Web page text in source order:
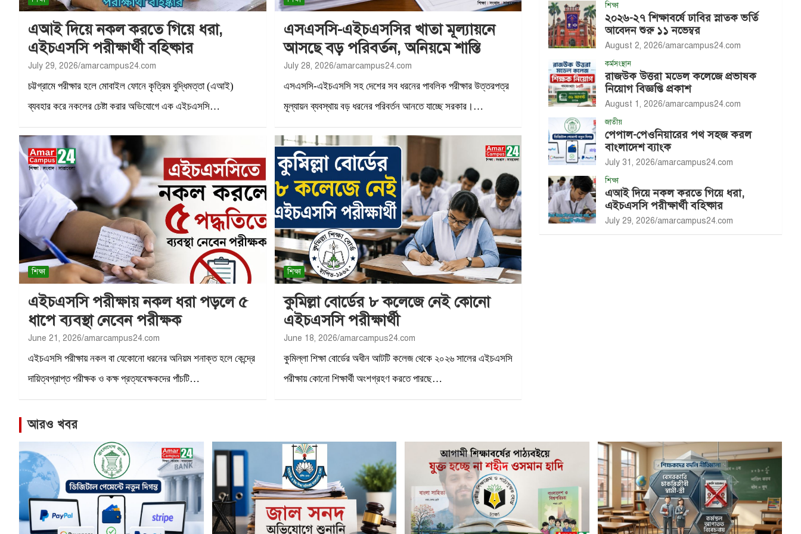
এআই দিয়ে নকল করতে গিয়ে ধরা,
এইচএসসি পরীক্ষার্থী বহিষ্কার
July 29, 2026 amarcampus24.com
চট্টগ্রামে পরীক্ষার হলে মোবাইল ফোনে কৃত্রিম বুদ্ধিমত্তা (এআই)
ব্যবহার করে নকলের চেষ্টা করার অভিযোগে এক এইচএসসি…
এসএসসি-এইচএসসির খাতা মূল্যায়নে
আসছে বড় পরিবর্তন, অনিয়মে শাস্তি
July 28, 2026 amarcampus24.com
এসএসসি-এইচএসসি সহ দেশের সব ধরনের পাবলিক পরীক্ষার উত্তরপত্র
মূল্যায়ন ব্যবস্থায় বড় ধরনের পরিবর্তন আনতে যাচ্ছে সরকার।…
শিক্ষা
এইচএসসি পরীক্ষায় নকল ধরা পড়লে ৫
ধাপে ব্যবস্থা নেবেন পরীক্ষক
June 21, 2026 amarcampus24.com
এইচএসসি পরীক্ষায় নকল বা যেকোনো ধরনের অনিয়ম শনাক্ত হলে কেন্দ্রে
দায়িত্বপ্রাপ্ত পরীক্ষক ও কক্ষ প্রত্যবেক্ষকদের পাঁচটি…
শিক্ষা
কুমিল্লা বোর্ডের ৮ কলেজে নেই কোনো
এইচএসসি পরীক্ষার্থী
June 18, 2026 amarcampus24.com
কুমিল্লা শিক্ষা বোর্ডের অধীন আটটি কলেজ থেকে ২০২৬ সালের এইচএসসি
পরীক্ষায় কোনো শিক্ষার্থী অংশগ্রহণ করতে পারছে…
শিক্ষা
২০২৬-২৭ শিক্ষাবর্ষে ঢাবির স্নাতক ভর্তি
আবেদন শুরু ১১ নভেম্বর
August 2, 2026 amarcampus24.com
কর্মসংস্থান
রাজউক উত্তরা মডেল কলেজে প্রভাষক
নিয়োগ বিজ্ঞপ্তি প্রকাশ
August 1, 2026 amarcampus24.com
জাতীয়
পেপাল-পেওনিয়ারের পথ সহজ করল
বাংলাদেশ ব্যাংক
July 31, 2026 amarcampus24.com
শিক্ষা
এআই দিয়ে নকল করতে গিয়ে ধরা,
এইচএসসি পরীক্ষার্থী বহিষ্কার
July 29, 2026 amarcampus24.com
আরও খবর